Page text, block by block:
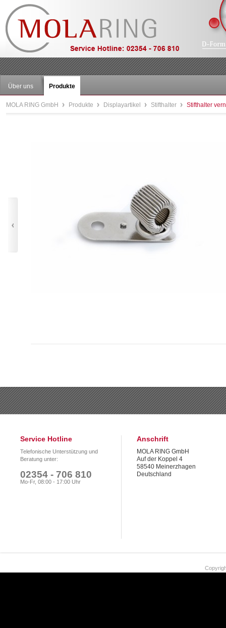
Über uns Produkte
MOLA RING GmbH Produkte Displayartikel Stifthalter Stifthalter
Service Hotline
Telefonische Unterstützung und
Beratung unter:
02354 - 706 810
Mo-Fr, 08:00 - 17:00 Uhr
Anschrift
MOLA RING GmbH
Auf der Koppel 4
58540 Meinerzhagen
Deutschland